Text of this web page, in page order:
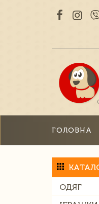
ГОЛОВНА
ОДЯГ